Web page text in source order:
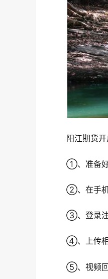
阳江期货开
①、准备好身
②、在手机应
③、登录注册
④、上传相关
⑤、视频回访